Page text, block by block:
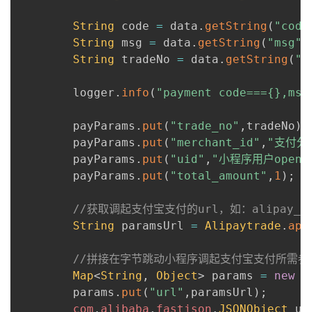
String code = data . getString (
String msg = data . getString ( "msg"
String tradeNo = data . getString (
        logger
. info ( "payment
        payParams
. put ( "trade_no" , tradeNo )
        payParams
. put ( "merchant_id" , "支付分
        payParams
. put ( "uid" , "小程序用户
        payParams
. put ( "total_amount" , 1 ) ;
//获取调起支付宝支付的url，如：
String paramsUrl = Alipaytrade .
//拼接在字节跳动小程序调起支付宝支付所需
Map<String , Object> params = new
        params
. put ( "url" , paramsUrl ) ;
com . alibaba . fastjson . JSONObject